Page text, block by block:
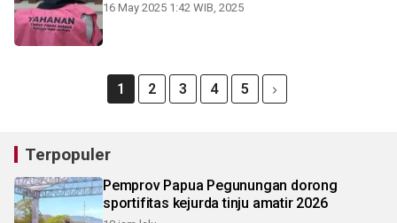
16 May 2025 1:42 WIB, 2025
1 2 3 4 5
Terpopuler
Pemprov Papua Pegunungan dorong
sportifitas kejurda tinju amatir 2026